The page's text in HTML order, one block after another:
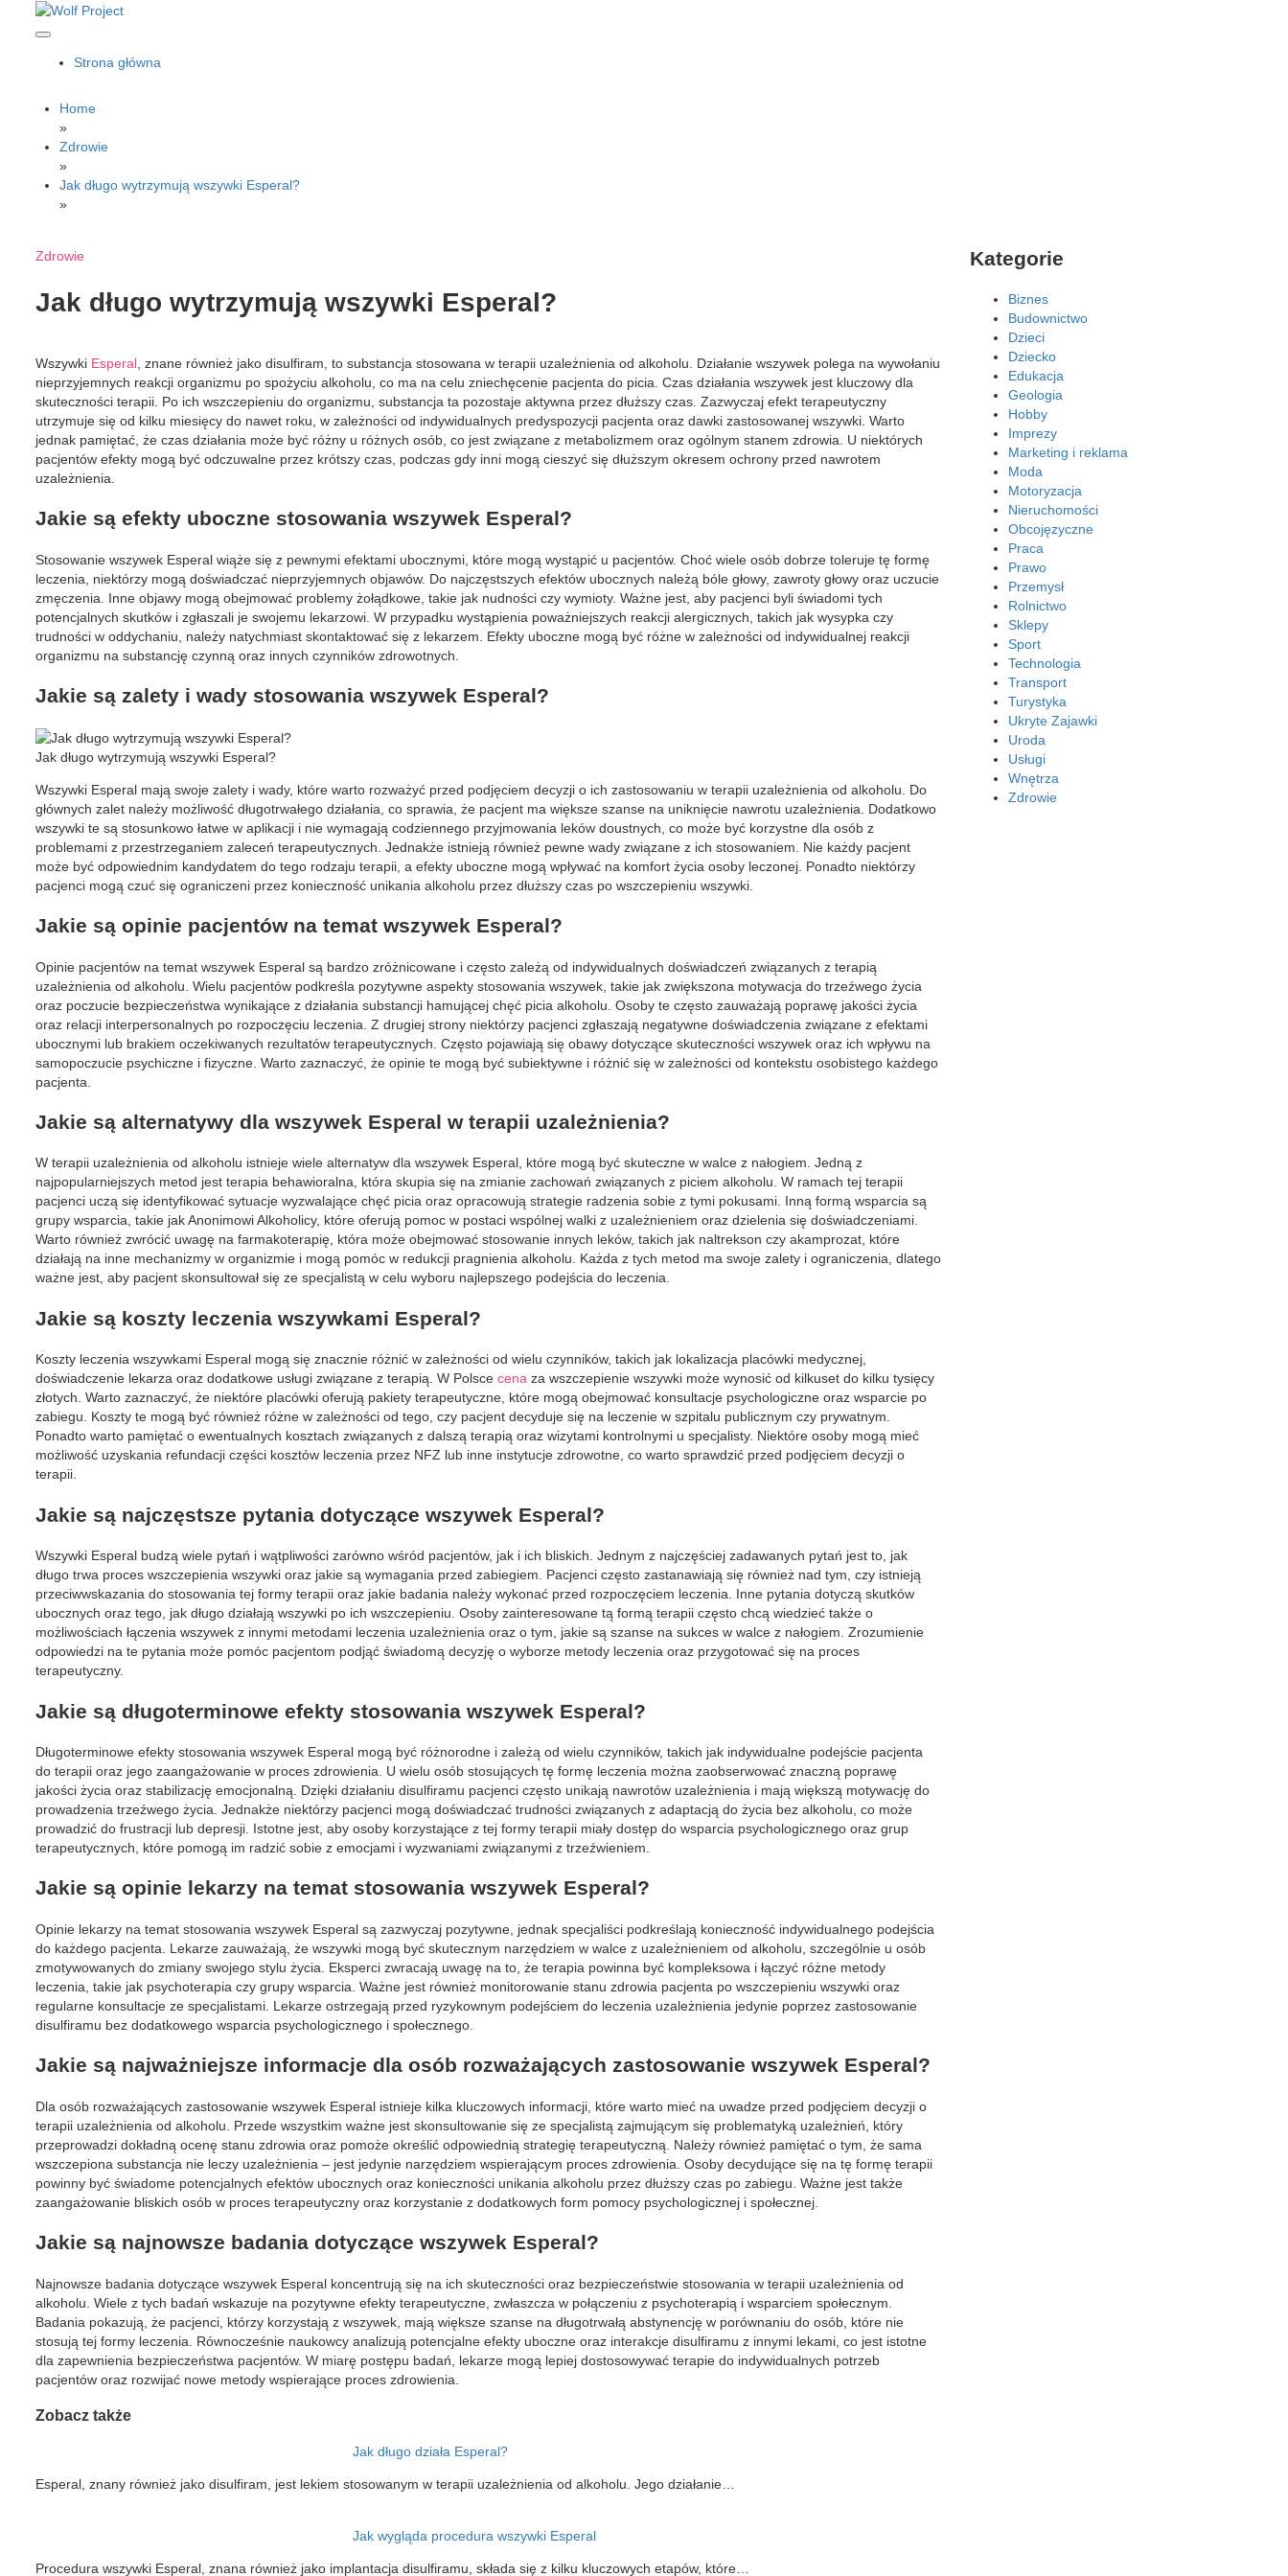
Wolf Project
Strona główna
Home
»
Zdrowie
»
Jak długo wytrzymują wszywki Esperal?
»
Zdrowie
Jak długo wytrzymują wszywki Esperal?
Wszywki Esperal , znane również jako disulfiram, to substancja stosowana w terapii uzależnienia od alkoholu. Działanie wszywek polega na wywołaniu
nieprzyjemnych reakcji organizmu po spożyciu alkoholu, co ma na celu zniechęcenie pacjenta do picia. Czas działania wszywek jest kluczowy dla
skuteczności terapii. Po ich wszczepieniu do organizmu, substancja ta pozostaje aktywna przez dłuższy czas. Zazwyczaj efekt terapeutyczny
utrzymuje się od kilku miesięcy do nawet roku, w zależności od indywidualnych predyspozycji pacjenta oraz dawki zastosowanej wszywki. Warto
jednak pamiętać, że czas działania może być różny u różnych osób, co jest związane z metabolizmem oraz ogólnym stanem zdrowia. U niektórych
pacjentów efekty mogą być odczuwalne przez krótszy czas, podczas gdy inni mogą cieszyć się dłuższym okresem ochrony przed nawrotem
uzależnienia.
Jakie są efekty uboczne stosowania wszywek Esperal?
Stosowanie wszywek Esperal wiąże się z pewnymi efektami ubocznymi, które mogą wystąpić u pacjentów. Choć wiele osób dobrze toleruje tę formę
leczenia, niektórzy mogą doświadczać nieprzyjemnych objawów. Do najczęstszych efektów ubocznych należą bóle głowy, zawroty głowy oraz uczucie
zmęczenia. Inne objawy mogą obejmować problemy żołądkowe, takie jak nudności czy wymioty. Ważne jest, aby pacjenci byli świadomi tych
potencjalnych skutków i zgłaszali je swojemu lekarzowi. W przypadku wystąpienia poważniejszych reakcji alergicznych, takich jak wysypka czy
trudności w oddychaniu, należy natychmiast skontaktować się z lekarzem. Efekty uboczne mogą być różne w zależności od indywidualnej reakcji
organizmu na substancję czynną oraz innych czynników zdrowotnych.
Jakie są zalety i wady stosowania wszywek Esperal?
Jak długo wytrzymują wszywki Esperal?
Wszywki Esperal mają swoje zalety i wady, które warto rozważyć przed podjęciem decyzji o ich zastosowaniu w terapii uzależnienia od alkoholu. Do
głównych zalet należy możliwość długotrwałego działania, co sprawia, że pacjent ma większe szanse na uniknięcie nawrotu uzależnienia. Dodatkowo
wszywki te są stosunkowo łatwe w aplikacji i nie wymagają codziennego przyjmowania leków doustnych, co może być korzystne dla osób z
problemami z przestrzeganiem zaleceń terapeutycznych. Jednakże istnieją również pewne wady związane z ich stosowaniem. Nie każdy pacjent
może być odpowiednim kandydatem do tego rodzaju terapii, a efekty uboczne mogą wpływać na komfort życia osoby leczonej. Ponadto niektórzy
pacjenci mogą czuć się ograniczeni przez konieczność unikania alkoholu przez dłuższy czas po wszczepieniu wszywki.
Jakie są opinie pacjentów na temat wszywek Esperal?
Opinie pacjentów na temat wszywek Esperal są bardzo zróżnicowane i często zależą od indywidualnych doświadczeń związanych z terapią
uzależnienia od alkoholu. Wielu pacjentów podkreśla pozytywne aspekty stosowania wszywek, takie jak zwiększona motywacja do trzeźwego życia
oraz poczucie bezpieczeństwa wynikające z działania substancji hamującej chęć picia alkoholu. Osoby te często zauważają poprawę jakości życia
oraz relacji interpersonalnych po rozpoczęciu leczenia. Z drugiej strony niektórzy pacjenci zgłaszają negatywne doświadczenia związane z efektami
ubocznymi lub brakiem oczekiwanych rezultatów terapeutycznych. Często pojawiają się obawy dotyczące skuteczności wszywek oraz ich wpływu na
samopoczucie psychiczne i fizyczne. Warto zaznaczyć, że opinie te mogą być subiektywne i różnić się w zależności od kontekstu osobistego każdego
pacjenta.
Jakie są alternatywy dla wszywek Esperal w terapii uzależnienia?
W terapii uzależnienia od alkoholu istnieje wiele alternatyw dla wszywek Esperal, które mogą być skuteczne w walce z nałogiem. Jedną z
najpopularniejszych metod jest terapia behawioralna, która skupia się na zmianie zachowań związanych z piciem alkoholu. W ramach tej terapii
pacjenci uczą się identyfikować sytuacje wyzwalające chęć picia oraz opracowują strategie radzenia sobie z tymi pokusami. Inną formą wsparcia są
grupy wsparcia, takie jak Anonimowi Alkoholicy, które oferują pomoc w postaci wspólnej walki z uzależnieniem oraz dzielenia się doświadczeniami.
Warto również zwrócić uwagę na farmakoterapię, która może obejmować stosowanie innych leków, takich jak naltrekson czy akamprozat, które
działają na inne mechanizmy w organizmie i mogą pomóc w redukcji pragnienia alkoholu. Każda z tych metod ma swoje zalety i ograniczenia, dlatego
ważne jest, aby pacjent skonsultował się ze specjalistą w celu wyboru najlepszego podejścia do leczenia.
Jakie są koszty leczenia wszywkami Esperal?
Koszty leczenia wszywkami Esperal mogą się znacznie różnić w zależności od wielu czynników, takich jak lokalizacja placówki medycznej,
doświadczenie lekarza oraz dodatkowe usługi związane z terapią. W Polsce cena za wszczepienie wszywki może wynosić od kilkuset do kilku tysięcy
złotych. Warto zaznaczyć, że niektóre placówki oferują pakiety terapeutyczne, które mogą obejmować konsultacje psychologiczne oraz wsparcie po
zabiegu. Koszty te mogą być również różne w zależności od tego, czy pacjent decyduje się na leczenie w szpitalu publicznym czy prywatnym.
Ponadto warto pamiętać o ewentualnych kosztach związanych z dalszą terapią oraz wizytami kontrolnymi u specjalisty. Niektóre osoby mogą mieć
możliwość uzyskania refundacji części kosztów leczenia przez NFZ lub inne instytucje zdrowotne, co warto sprawdzić przed podjęciem decyzji o
terapii.
Jakie są najczęstsze pytania dotyczące wszywek Esperal?
Wszywki Esperal budzą wiele pytań i wątpliwości zarówno wśród pacjentów, jak i ich bliskich. Jednym z najczęściej zadawanych pytań jest to, jak
długo trwa proces wszczepienia wszywki oraz jakie są wymagania przed zabiegiem. Pacjenci często zastanawiają się również nad tym, czy istnieją
przeciwwskazania do stosowania tej formy terapii oraz jakie badania należy wykonać przed rozpoczęciem leczenia. Inne pytania dotyczą skutków
ubocznych oraz tego, jak długo działają wszywki po ich wszczepieniu. Osoby zainteresowane tą formą terapii często chcą wiedzieć także o
możliwościach łączenia wszywek z innymi metodami leczenia uzależnienia oraz o tym, jakie są szanse na sukces w walce z nałogiem. Zrozumienie
odpowiedzi na te pytania może pomóc pacjentom podjąć świadomą decyzję o wyborze metody leczenia oraz przygotować się na proces
terapeutyczny.
Jakie są długoterminowe efekty stosowania wszywek Esperal?
Długoterminowe efekty stosowania wszywek Esperal mogą być różnorodne i zależą od wielu czynników, takich jak indywidualne podejście pacjenta
do terapii oraz jego zaangażowanie w proces zdrowienia. U wielu osób stosujących tę formę leczenia można zaobserwować znaczną poprawę
jakości życia oraz stabilizację emocjonalną. Dzięki działaniu disulfiramu pacjenci często unikają nawrotów uzależnienia i mają większą motywację do
prowadzenia trzeźwego życia. Jednakże niektórzy pacjenci mogą doświadczać trudności związanych z adaptacją do życia bez alkoholu, co może
prowadzić do frustracji lub depresji. Istotne jest, aby osoby korzystające z tej formy terapii miały dostęp do wsparcia psychologicznego oraz grup
terapeutycznych, które pomogą im radzić sobie z emocjami i wyzwaniami związanymi z trzeźwieniem.
Jakie są opinie lekarzy na temat stosowania wszywek Esperal?
Opinie lekarzy na temat stosowania wszywek Esperal są zazwyczaj pozytywne, jednak specjaliści podkreślają konieczność indywidualnego podejścia
do każdego pacjenta. Lekarze zauważają, że wszywki mogą być skutecznym narzędziem w walce z uzależnieniem od alkoholu, szczególnie u osób
zmotywowanych do zmiany swojego stylu życia. Eksperci zwracają uwagę na to, że terapia powinna być kompleksowa i łączyć różne metody
leczenia, takie jak psychoterapia czy grupy wsparcia. Ważne jest również monitorowanie stanu zdrowia pacjenta po wszczepieniu wszywki oraz
regularne konsultacje ze specjalistami. Lekarze ostrzegają przed ryzykownym podejściem do leczenia uzależnienia jedynie poprzez zastosowanie
disulfiramu bez dodatkowego wsparcia psychologicznego i społecznego.
Jakie są najważniejsze informacje dla osób rozważających zastosowanie wszywek Esperal?
Dla osób rozważających zastosowanie wszywek Esperal istnieje kilka kluczowych informacji, które warto mieć na uwadze przed podjęciem decyzji o
terapii uzależnienia od alkoholu. Przede wszystkim ważne jest skonsultowanie się ze specjalistą zajmującym się problematyką uzależnień, który
przeprowadzi dokładną ocenę stanu zdrowia oraz pomoże określić odpowiednią strategię terapeutyczną. Należy również pamiętać o tym, że sama
wszczepiona substancja nie leczy uzależnienia – jest jedynie narzędziem wspierającym proces zdrowienia. Osoby decydujące się na tę formę terapii
powinny być świadome potencjalnych efektów ubocznych oraz konieczności unikania alkoholu przez dłuższy czas po zabiegu. Ważne jest także
zaangażowanie bliskich osób w proces terapeutyczny oraz korzystanie z dodatkowych form pomocy psychologicznej i społecznej.
Jakie są najnowsze badania dotyczące wszywek Esperal?
Najnowsze badania dotyczące wszywek Esperal koncentrują się na ich skuteczności oraz bezpieczeństwie stosowania w terapii uzależnienia od
alkoholu. Wiele z tych badań wskazuje na pozytywne efekty terapeutyczne, zwłaszcza w połączeniu z psychoterapią i wsparciem społecznym.
Badania pokazują, że pacjenci, którzy korzystają z wszywek, mają większe szanse na długotrwałą abstynencję w porównaniu do osób, które nie
stosują tej formy leczenia. Równocześnie naukowcy analizują potencjalne efekty uboczne oraz interakcje disulfiramu z innymi lekami, co jest istotne
dla zapewnienia bezpieczeństwa pacjentów. W miarę postępu badań, lekarze mogą lepiej dostosowywać terapie do indywidualnych potrzeb
pacjentów oraz rozwijać nowe metody wspierające proces zdrowienia.
Zobacz także
Jak długo działa Esperal?
Esperal, znany również jako disulfiram, jest lekiem stosowanym w terapii uzależnienia od alkoholu. Jego działanie…
Jak wygląda procedura wszywki Esperal
Procedura wszywki Esperal, znana również jako implantacja disulfiramu, składa się z kilku kluczowych etapów, które…
Kategorie
Biznes
Budownictwo
Dzieci
Dziecko
Edukacja
Geologia
Hobby
Imprezy
Marketing i reklama
Moda
Motoryzacja
Nieruchomości
Obcojęzyczne
Praca
Prawo
Przemysł
Rolnictwo
Sklepy
Sport
Technologia
Transport
Turystyka
Ukryte Zajawki
Uroda
Usługi
Wnętrza
Zdrowie